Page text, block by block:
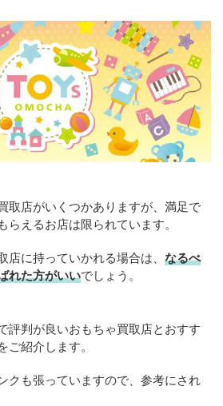
取店がいくつかありますが、満足で
らえるお店は限られています。
店に持っていかれる場合は、 なるべ
れた方がいいでしょう。
評判が良いおもちゃ買取店とおすす
紹介します。
クも張っていますので、参考にされ